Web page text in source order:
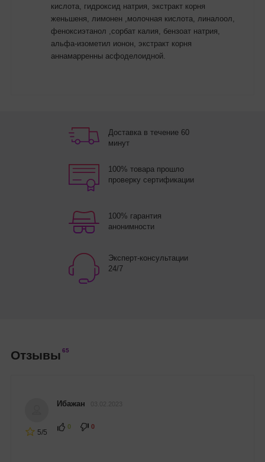
кислота, гидроксид натрия, экстракт корня
женьшеня, лимонен ,молочная кислота, линалоол,
феноксиэтанол ,сорбат калия, бензоат натрия,
альфа-изометил ионон, экстракт корня
аннамарренны асфоделоидной.
Доставка в течение 60
минут
100% товара прошло
проверку сертификации
100% гарантия
анонимности
Эксперт-консультации
24/7
Отзывы 65
5/5
Ибажан
0 0